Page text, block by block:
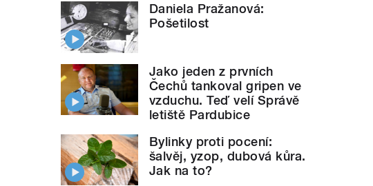
Daniela Pražanová:
Pošetilost
Jako jeden z prvních
Čechů tankoval gripen ve
vzduchu. Teď velí Správě
letiště Pardubice
Bylinky proti pocení:
šalvěj, yzop, dubová kůra.
Jak na to?